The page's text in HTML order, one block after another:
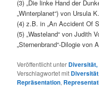
(3) „Die linke Hand der
„Winterplanet“) von Ursula
(4) z.B. in „An Accident Of
(5) „Wasteland“ von Judith
„Sternenbrand“-Dilogie von
Veröffentlicht unter
Verschlagwortet mit Diversität
Repräsentation,